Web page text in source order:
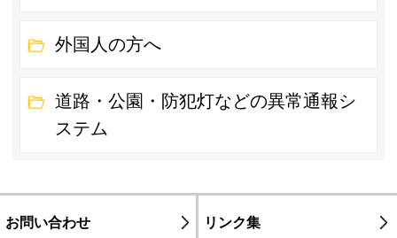
外国人の方へ
道路・公園・防犯灯などの異常通報シ
ステム
お問い合わせ リンク集